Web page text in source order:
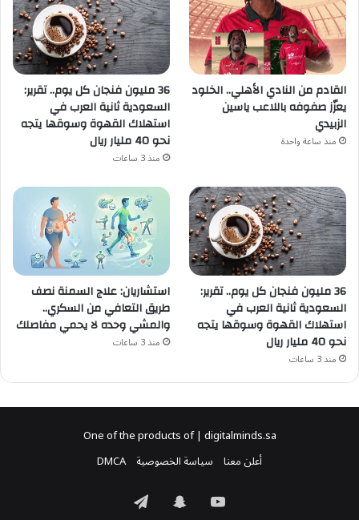
القادم من النادي الأهلي.. الخلود
يعزّز صفوفه باللاعب ياسين
الزبيدي
منذ ساعة واحدة
36 مليون فنجان كل يوم.. تقرير:
السعودية ثانية العرب في
استهلاك القهوة وسوقها يتجه
نحو 40 مليار ريال
منذ 3 ساعات
36 مليون فنجان كل يوم.. تقرير:
السعودية ثانية العرب في
استهلاك القهوة وسوقها يتجه
نحو 40 مليار ريال
منذ 3 ساعات
استشاريان: علاج السمنة نصف
طريق التعافي من السكري..
والمشي وحده لا يحمي مفاصلك
منذ 3 ساعات
One of the products of | digitalminds.sa
أعلن معنا سياسة الخصوصية DMCA
‫YouTubeسنابتيلقرام